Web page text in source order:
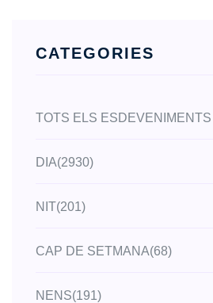
CATEGORIES
TOTS ELS ESDEVENIMENTS
DIA(2930)
NIT(201)
CAP DE SETMANA(68)
NENS(191)